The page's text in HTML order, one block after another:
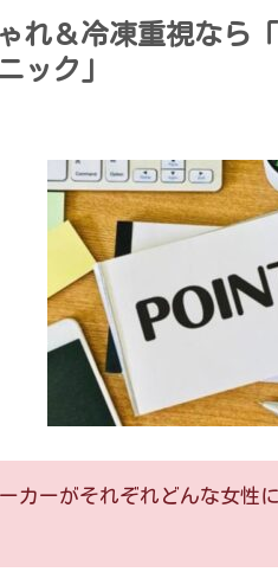
れ＆冷凍重視なら
ック」
カーがそれぞれどんな女性